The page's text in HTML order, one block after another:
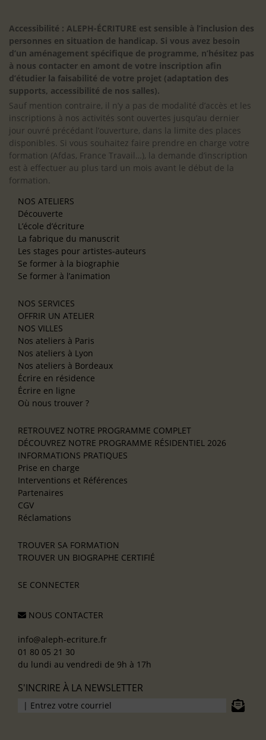
Accessibilité : ALEPH-ÉCRITURE est sensible à l’inclusion des
personnes en situation de handicap. Si vous avez besoin
d’un aménagement spécifique de programme, n’hésitez pas
à nous contacter en amont de votre inscription afin
d’étudier la faisabilité de votre projet (adaptation des
supports, accessibilité de nos salles).
Sauf mention contraire, il n’y a pas de modalité d’accès et les
inscriptions à nos activités sont ouvertes jusqu’au dernier
jour ouvré précédant l’ouverture, dans la limite des places
disponibles. Si vous souhaitez faire prendre en charge votre
formation (Afdas, France Travail…), la demande d’inscription
est à effectuer au plus tard un mois avant le début de la
formation.
NOS ATELIERS
Découverte
L’école d’écriture
La fabrique du manuscrit
Les stages pour artistes-auteurs
Se former à la biographie
Se former à l’animation
NOS SERVICES
OFFRIR UN ATELIER
NOS VILLES
Nos ateliers à Paris
Nos ateliers à Lyon
Nos ateliers à Bordeaux
Écrire en résidence
Écrire en ligne
Où nous trouver ?
RETROUVEZ NOTRE PROGRAMME COMPLET
DÉCOUVREZ NOTRE PROGRAMME RÉSIDENTIEL 2026
INFORMATIONS PRATIQUES
Prise en charge
Interventions et Références
Partenaires
CGV
Réclamations
TROUVER SA FORMATION
TROUVER UN BIOGRAPHE CERTIFIÉ
SE CONNECTER
NOUS CONTACTER
info@aleph-ecriture.fr
01 80 05 21 30
du lundi au vendredi de 9h à 17h
S'INCRIRE À LA NEWSLETTER